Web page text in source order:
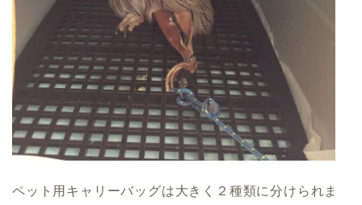
ペット用キャリーバッグは大きく２種類に分けられま